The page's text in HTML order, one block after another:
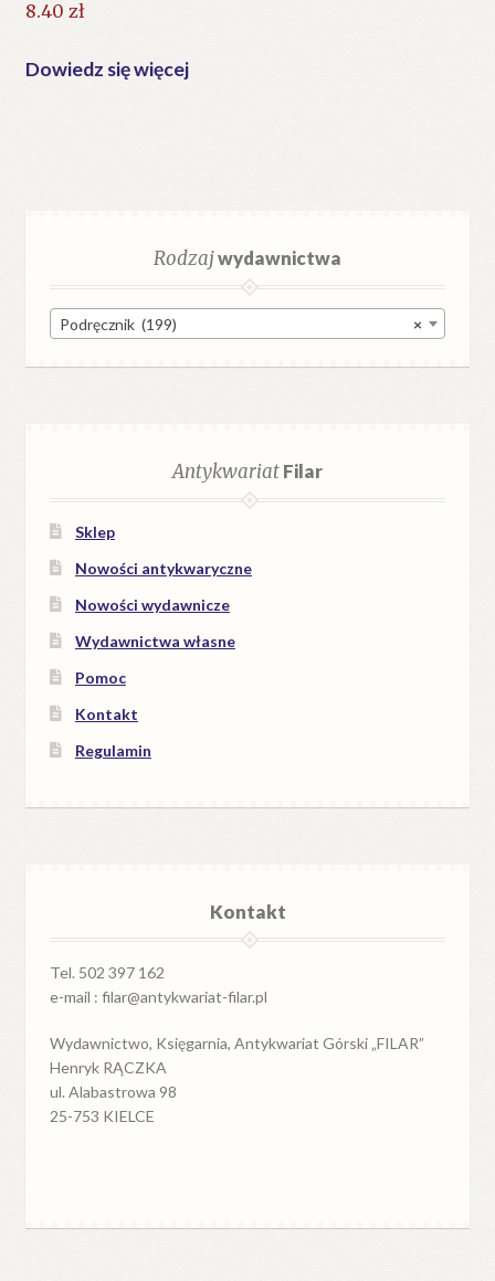
8.40 zł
Dowiedz się więcej
Rodzajwydawnictwa
×
Podręcznik (199)
AntykwariatFilar
Sklep
Nowości antykwaryczne
Nowości wydawnicze
Wydawnictwa własne
Pomoc
Kontakt
Regulamin
Kontakt
Tel. 502 397 162
e-mail : filar@antykwariat-filar.pl
Wydawnictwo, Księgarnia, Antykwariat Górski „FILAR”
Henryk RĄCZKA
ul. Alabastrowa 98
25-753 KIELCE